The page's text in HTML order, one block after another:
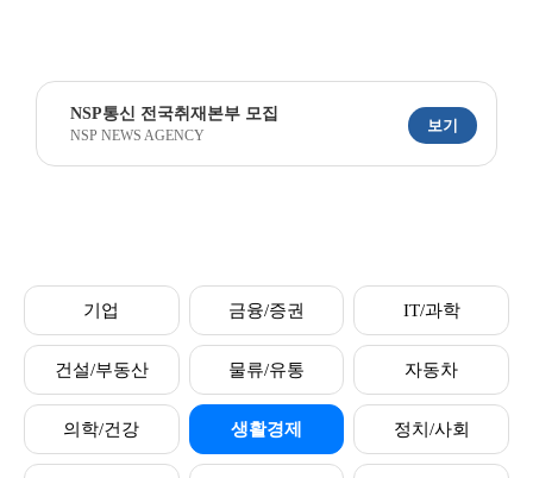
NSP통신 전국취재본부 모집
NSP NEWS AGENCY
보기
기업 금융/증권 IT/과학
건설/부동산 물류/유통 자동차
의학/건강 생활경제 정치/사회